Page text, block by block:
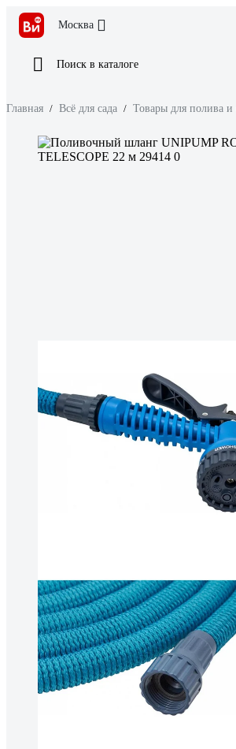
Москва
Поиск в каталоге
Главная / Всё для сада / Товары для полива и